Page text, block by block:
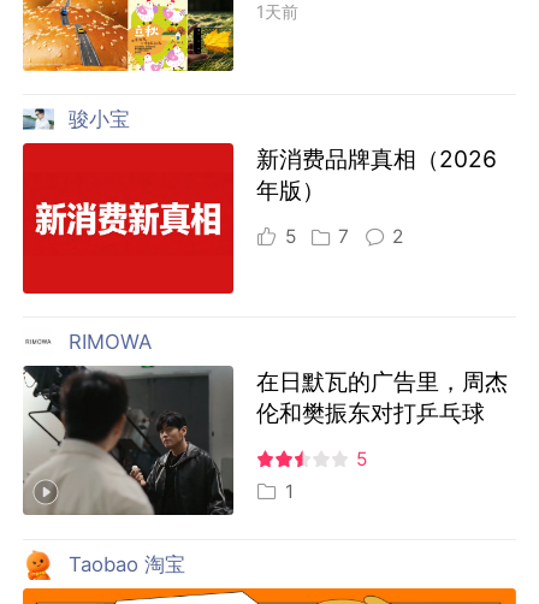
1天前
骏小宝
新消费品牌真相（2026
年版）
5 7 2
RIMOWA
在日默瓦的广告里，周杰
伦和樊振东对打乒乓球
5
1
Taobao 淘宝